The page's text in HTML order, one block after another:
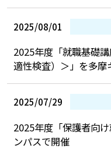
2025/08/01
2025年度「就職基礎
適性検査）＞」を多
2025/07/29
2025年度「保護者向
ンパスで開催